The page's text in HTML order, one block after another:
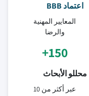
اعتماد BBB
المعايير المهنية
والرضا
150+
محللو الأبحاث
عبر أكثر من 10